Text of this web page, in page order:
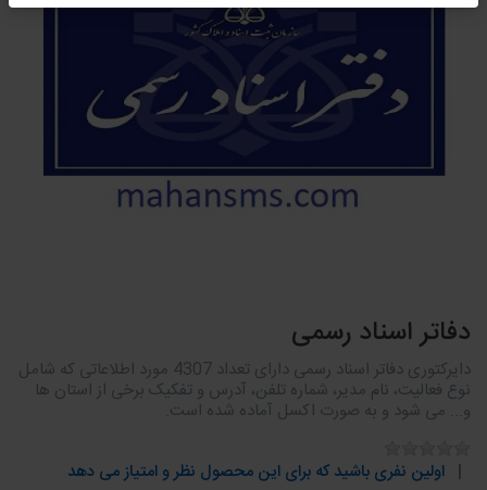
دفاتر اسناد رسمی
دایرکتوری دفاتر اسناد رسمی دارای تعداد 4307 مورد اطلاعاتی که شامل
نوع فعالیت، نام مدیر، شماره تلفن، آدرس و تفکیک برخی از استان ها
و... می شود و به صورت اکسل آماده شده است.
اولین نفری باشید که برای این محصول نظر و امتیاز می دهد